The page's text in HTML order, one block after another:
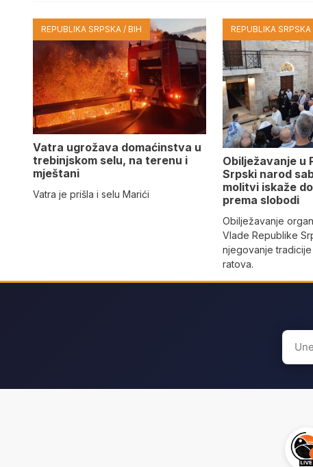
REPUBLIKA SRPSKA / BIH
Vatra ugrožava domaćinstva u
trebinjskom selu, na terenu i
mještani
Vatra je prišla i selu Marići
REPUBLIKA SRPSKA
Obilježavanje u
Srpski narod
molitvi iskaže
prema slobodi
Obilježavanje
Vlade Republike
njegovanje
ratova.
Search
for: